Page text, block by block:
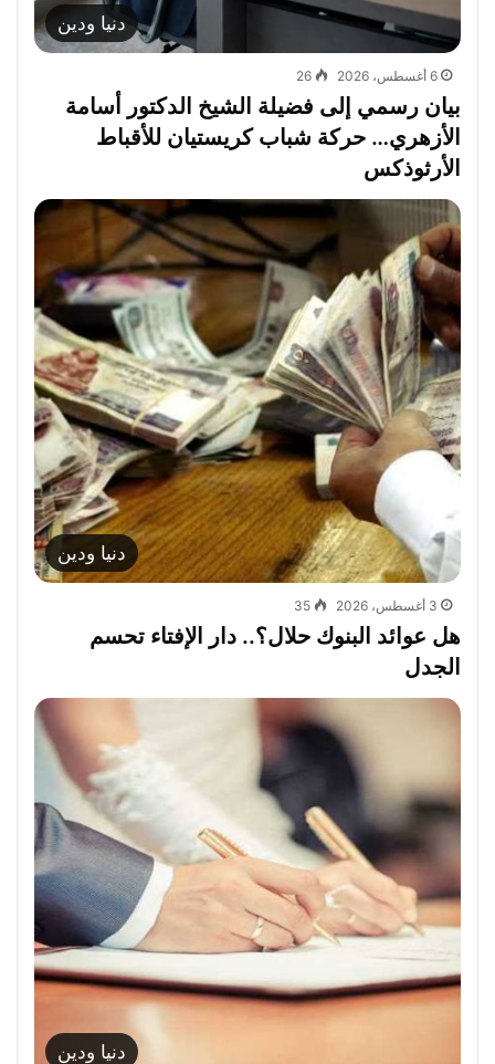
دنيا ودين
6 أغسطس، 2026 26
بيان رسمي إلى فضيلة الشيخ الدكتور أسامة
الأزهري… حركة شباب كريستيان للأقباط
الأرثوذكس
دنيا ودين
3 أغسطس، 2026 35
هل عوائد البنوك حلال؟.. دار الإفتاء تحسم
الجدل
دنيا ودين